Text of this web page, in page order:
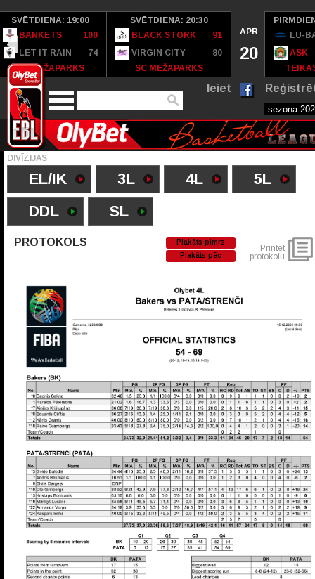
SVĒTDIENA: 19:00
BANKETS
100
LET IT RAIN
74
SC MEŽAPARKS
SVĒTDIENA: 20:30
BLACK STORK
91
VIRGIN CITY
80
SC MEŽAPARKS
APR
20
LU-
ASK
Ieiet
DIVĪZIJAS
EL/IK 3L 4L
5L
DDL
SL
PROTOKOLS
Plakāts pimrs
Plakāts pēc
Printēt
protokolu